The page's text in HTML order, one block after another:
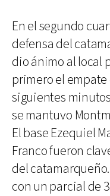
En el segundo
defensa del
dio ánimo al local
primero el empate
siguientes
se mantuvo
El base Ezequiel
Franco fueron
del
con un parcial de